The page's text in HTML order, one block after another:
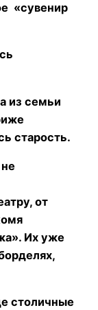
«сувенир
из семьи
старость.
от
Их уже
столичные